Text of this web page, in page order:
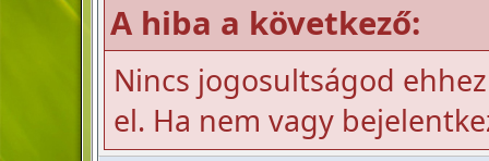
A hiba a következő:
Nincs jogosultságod
el. Ha nem vagy